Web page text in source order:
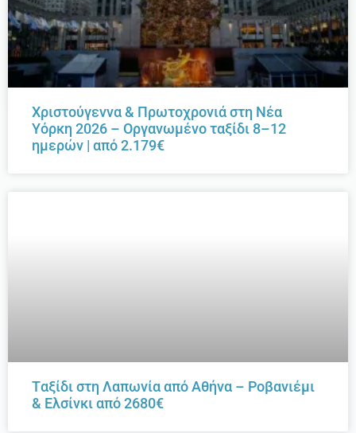
Χριστούγεννα & Πρωτοχρονιά στη Νέα
Υόρκη 2026 – Οργανωμένο ταξίδι 8–12
ημερών | από 2.179€
Tαξίδι στη Λαπωνία από Αθήνα – Ροβανιέμι
& Ελσίνκι από 2680€